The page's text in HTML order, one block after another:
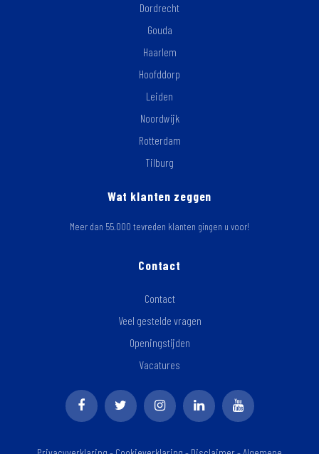
Dordrecht
Gouda
Haarlem
Hoofddorp
Leiden
Noordwijk
Rotterdam
Tilburg
Wat klanten zeggen
Meer dan 55.000 tevreden klanten gingen u voor!
Contact
Contact
Veel gestelde vragen
Openingstijden
Vacatures